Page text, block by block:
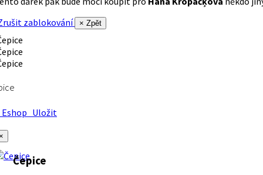
zablokování
× Zpět
Uložit
Čepice